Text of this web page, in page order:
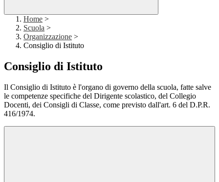
Home >
Scuola >
Organizzazione >
Consiglio di Istituto
Consiglio di Istituto
Il Consiglio di Istituto è l'organo di governo della scuola, fatte salve
le competenze specifiche del Dirigente scolastico, del Collegio
Docenti, dei Consigli di Classe, come previsto dall'art. 6 del D.P.R.
416/1974.